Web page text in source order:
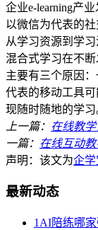
企业e-learning产
以微信为代表的社
从学习资源到学
混合式学习在不断
主要有三个原因
代表的移动工具
现随时随地的学习
上一篇： 在线教
一篇： 在线互动
声明：该文为企学
最新动态
1 AI陪练哪